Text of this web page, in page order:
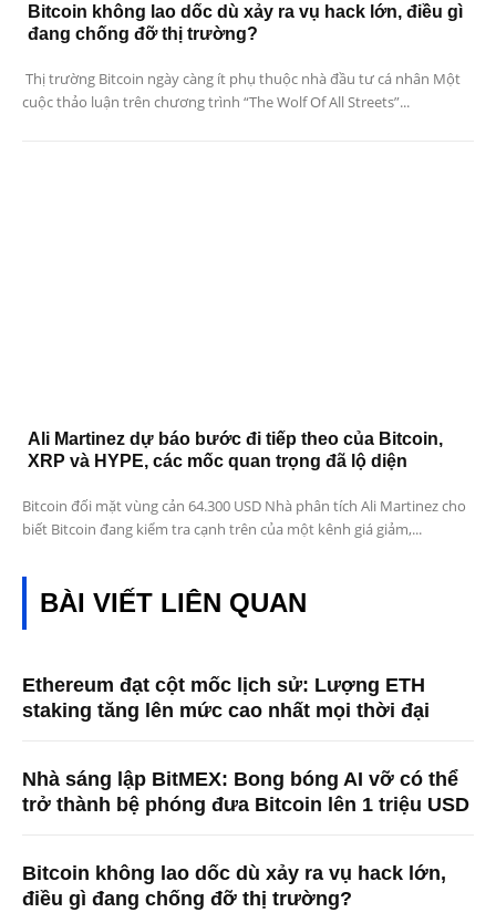
Bitcoin không lao dốc dù xảy ra vụ hack lớn, điều gì
đang chống đỡ thị trường?
Thị trường Bitcoin ngày càng ít phụ thuộc nhà đầu tư cá nhân Một
cuộc thảo luận trên chương trình “The Wolf Of All Streets”...
Ali Martinez dự báo bước đi tiếp theo của Bitcoin,
XRP và HYPE, các mốc quan trọng đã lộ diện
Bitcoin đối mặt vùng cản 64.300 USD Nhà phân tích Ali Martinez cho
biết Bitcoin đang kiểm tra cạnh trên của một kênh giá giảm,...
BÀI VIẾT LIÊN QUAN
Ethereum đạt cột mốc lịch sử: Lượng ETH
staking tăng lên mức cao nhất mọi thời đại
Nhà sáng lập BitMEX: Bong bóng AI vỡ có thể
trở thành bệ phóng đưa Bitcoin lên 1 triệu USD
Bitcoin không lao dốc dù xảy ra vụ hack lớn,
điều gì đang chống đỡ thị trường?